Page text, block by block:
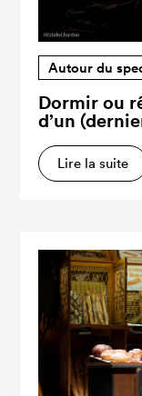
Autour du
Dormir ou
d’un
Lire la suite